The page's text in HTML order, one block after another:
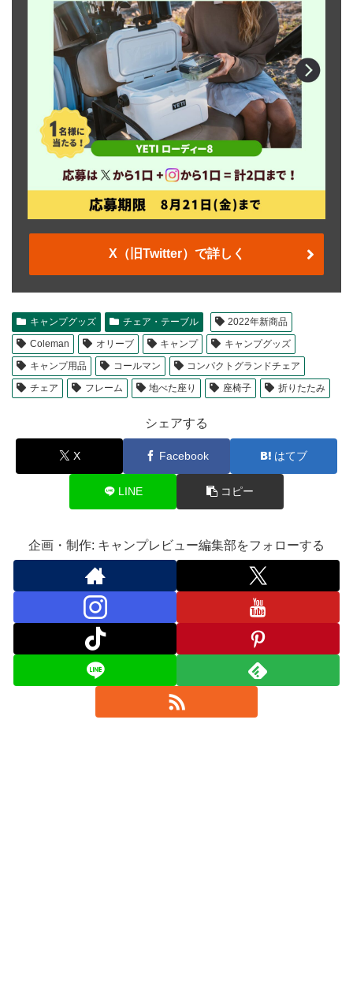
X（旧Twitter）で詳しく
キャンプグッズ チェア・テーブル
2022年新商品
Coleman
オリーブ キャンプ
キャンプグッズ
キャンプ用品
コールマン
コンパクトグランドチェア
チェア
フレーム 地べた座り 座椅子 折りたたみ
シェアする
X Facebook はてブ
LINE コピー
企画・制作: キャンプレビュー編集部をフォローする